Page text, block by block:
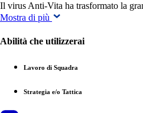
Il virus Anti-Vita ha trasformato la
Mostra di più
Abilità che utilizzerai
Lavoro di Squadra
Strategia e/o Tattica